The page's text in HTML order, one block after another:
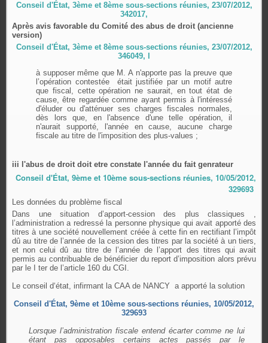
Conseil d'État, 3ème et 8ème sous-sections réunies, 23/07/2012,
342017,
Après avis favorable du Comité des abus de droit (ancienne
version)
Conseil d'État, 3ème et 8ème sous-sections réunies, 23/07/2012,
346049, l
à supposer même que M. A n'apporte pas la preuve que
l’opération contestée était justifiée par un motif autre
que fiscal, cette opération ne saurait, en tout état de
cause, être regardée comme ayant permis à l'intéressé
d'éluder ou d'atténuer ses charges fiscales normales,
dès lors que, en l'absence d'une telle opération, il
n'aurait supporté, l'année en cause, aucune charge
fiscale au titre de l'imposition des plus-values ;
iii l'abus de droit doit etre constate l'année du fait genrateur
Conseil d'État, 9ème et 10ème sous-sections réunies, 10/05/2012,
329693
Les données du problème fiscal
Dans une situation d’apport-cession des plus classiques ,
l’administration a redressé la personne physique qui avait apporté des
titres à une société nouvellement créée à cette fin en rectifiant l’impôt
dû au titre de l’année de la cession des titres par la société à un tiers,
et non celui dû au titre de l’année de l’apport des titres qui avait
permis au contribuable de bénéficier du report d’imposition alors prévu
par le I ter de l’article 160 du CGI.
Le conseil d‘état, infirmant la CAA de NANCY a apporté la solution
Conseil d'État, 9ème et 10ème sous-sections réunies, 10/05/2012,
329693
Lorsque l’administration fiscale entend écarter comme ne lui
étant pas opposables certains actes passés par le